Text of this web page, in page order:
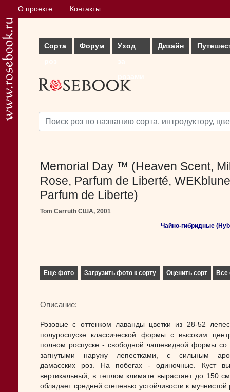
О проекте Контакты
Сорта
Форум
Уход
Дизайн
Memorial Day ™ (Heaven Scent,
Rose, Parfum de Liberté,
Parfum de Liberte)
Tom Carruth США, 2001
Чайно-гибридные
Еще фото Загрузить фото к сорту Оценить сорт Все
Описание:
Розовые с оттенком лаванды цветки из 28-52
полуроспуске классической формы с высоким
полном роспуске - свободной чашевидной формы со
загнутыми наружу лепестками, с сильным
дамасских роз. На побегах - одиночные. Куст
вертикальный, в теплом климате вырастает до 150
обладает средней степенью устойчивости к мучнистой